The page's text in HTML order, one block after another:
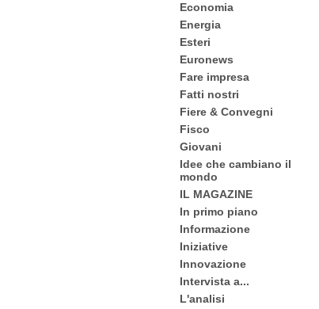
Economia
Energia
Esteri
Euronews
Fare impresa
Fatti nostri
Fiere & Convegni
Fisco
Giovani
Idee che cambiano il
mondo
IL MAGAZINE
In primo piano
Informazione
Iniziative
Innovazione
Intervista a...
L'analisi